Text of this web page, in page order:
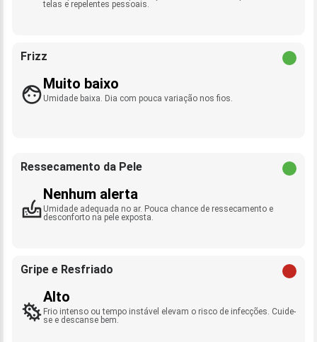
telas e repelentes pessoais.
Frizz
Muito baixo
Umidade baixa. Dia com pouca variação nos fios.
Ressecamento da Pele
Nenhum alerta
Umidade adequada no ar. Pouca chance de ressecamento e
desconforto na pele exposta.
Gripe e Resfriado
Alto
Frio intenso ou tempo instável elevam o risco de infecções. Cuide-
se e descanse bem.